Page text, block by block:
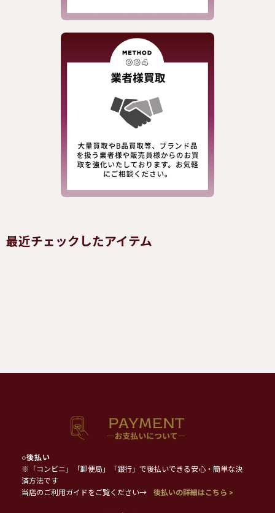
最近チェックしたアイテム
○後払い
※「コンビニ」「郵便局」「銀行」で後払いできる安心・簡単な決
済方法です
当店のご利用ガイドをご覧ください→
後払いの詳細はこちら >